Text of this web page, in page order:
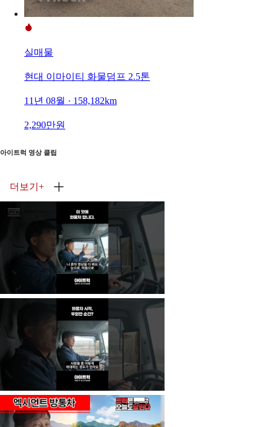
실매물
현대 이마이티 화물덤프 2.5톤
11년 08월 · 158,182km
2,290만원
아이트럭 영상 클립
더보기 +